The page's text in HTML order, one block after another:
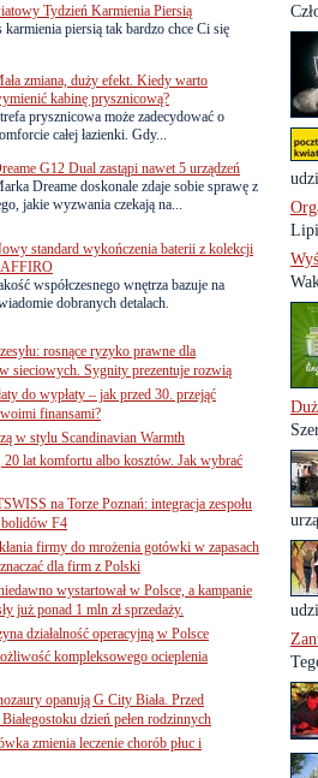
Tydzień Karmienia Piersią
karmienia piersią tak bardzo chce Ci się
zmiana, duży efekt. Kiedy warto
kabinę prysznicową?
prysznicowa może zadecydować o
całej łazienki. Gdy...
G12 Dual zastąpi nawet 5 urządzeń
Dreame doskonale zdaje sobie sprawę z
jakie wyzwania czekają na...
standard wykończenia baterii z kolekcji
współczesnego wnętrza bazuje na
dobranych detalach.
rosnące ryzyko prawne dla
sieciowych. Sygnity prezentuje rozwią
do wypłaty – jak przed 30. przejąć
finansami?
w stylu Scandinavian Warmth
20 lat komfortu albo kosztów. Jak wybrać
na Torze Poznań: integracja zespołu
F4
firmy do mrożenia gotówki w zapasach
dla firm z Polski
wystartował w Polsce, a kampanie
już ponad 1 mln zł sprzedaży.
działalność operacyjną w Polsce
kompleksowego ocieplenia
opanują G City Biała. Przed
dzień pełen rodzinnych
zmienia leczenie chorób płuc i